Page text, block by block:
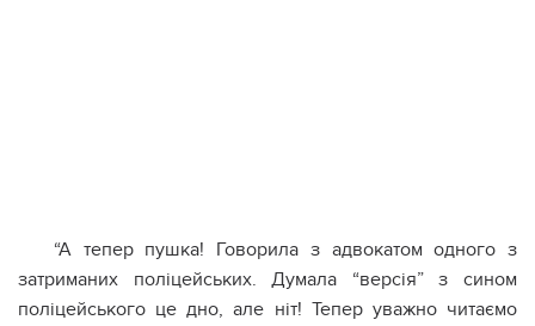
“А тепер пушка! Говорила з адвокатом одного з
затриманих поліцейських. Думала “версія” з сином
поліцейського це дно, але ніт! Тепер уважно читаємо